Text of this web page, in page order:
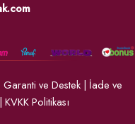
Garanti ve Destek| İade ve
| KVKK Politikası